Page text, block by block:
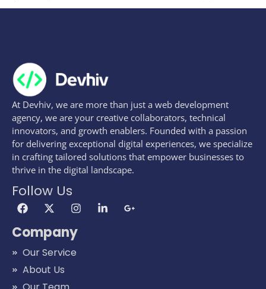
At Devhiv, we are more than just a web development
agency, we are your creative collaborators, technical
innovators, and growth enablers. Founded with a passion
for delivering exceptional digital experiences, we specialize
in crafting tailored solutions that empower businesses to
thrive in the digital landscape.
Follow Us
Company
Our Service
About Us